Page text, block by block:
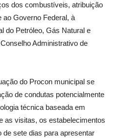
dos combustíveis, atribuição
ao Governo Federal, à
do Petróleo, Gás Natural e
Administrativo de
do Procon municipal se
de condutas potencialmente
técnica baseada em
as visitas, os estabelecimentos
sete dias para apresentar